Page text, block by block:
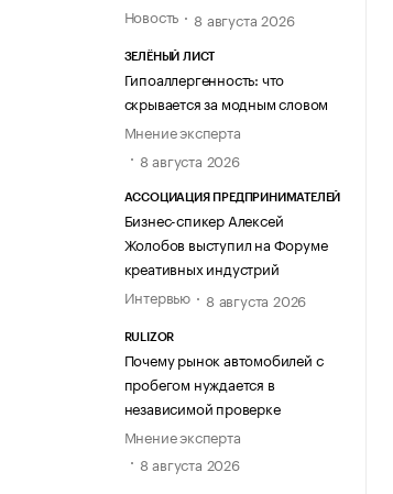
Новость
8 августа 2026
ЗЕЛЁНЫЙ ЛИСТ
Гипоаллергенность: что
скрывается за модным словом
Мнение эксперта
8 августа 2026
АССОЦИАЦИЯ ПРЕДПРИНИМАТЕЛЕЙ
Бизнес-спикер Алексей
Жолобов выступил на Форуме
креативных индустрий
Интервью
8 августа 2026
RULIZOR
Почему рынок автомобилей с
пробегом нуждается в
независимой проверке
Мнение эксперта
8 августа 2026